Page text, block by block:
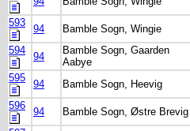
593
94 Bamble Sogn, Wingie
594
94
Bamble Sogn, Gaarden
Aabye
595
94 Bamble Sogn, Heevig
596
94 Bamble Sogn, Østre Brevig